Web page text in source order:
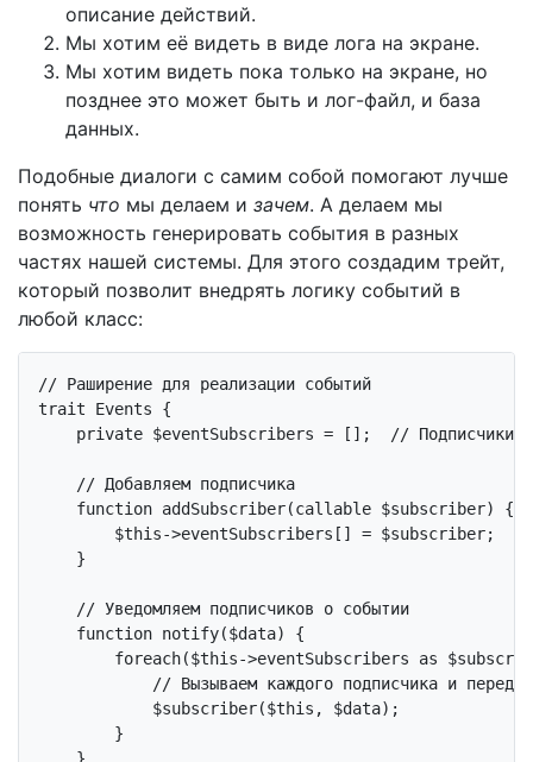
описание действий.
Мы хотим её видеть в виде лога на экране.
Мы хотим видеть пока только на экране, но
позднее это может быть и лог-файл, и база
данных.
Подобные диалоги с самим собой помогают лучше
понять что мы делаем и зачем. А делаем мы
возможность генерировать события в разных
частях нашей системы. Для этого создадим трейт,
который позволит внедрять логику событий в
любой класс:
// Раширение для реализации событий
trait Events {
private $eventSubscribers = []; // Подписчики
// Добавляем подписчика
function addSubscriber(callable $subscriber)
{
$this->eventSubscribers[] = $subscriber;
    }
// Уведомляем подписчиков о событии
function notify($data)
{
foreach($this->eventSubscribers as
// Вызываем каждого подписчика и
            $subscriber(
$this , $data);
        }
    }